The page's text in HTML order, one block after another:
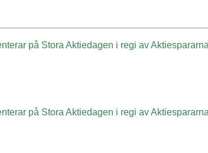
på Stora Aktiedagen i regi av
på Stora Aktiedagen i regi av